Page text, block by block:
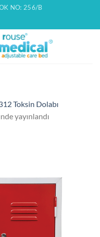
NO: 256/B
Toksin Dolabı
yayınlandı